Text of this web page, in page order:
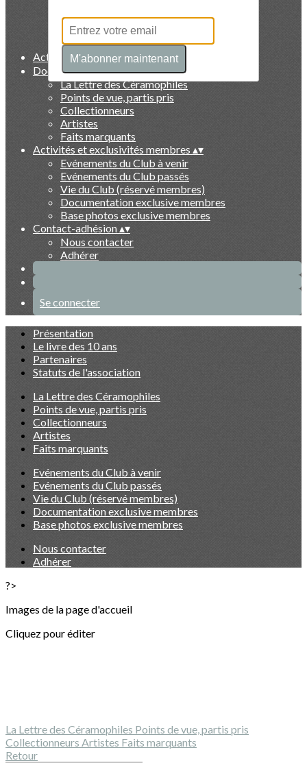
Le livre des 10 ans
Partenaires
Statuts de l'association
Actualités▴▾
Documentation▴▾
La Lettre des Céramophiles
Points de vue, partis pris
Collectionneurs
Artistes
Faits marquants
Activités et exclusivités membres ▴▾
Evénements du Club à venir
Evénements du Club passés
Vie du Club (réservé membres)
Documentation exclusive membres
Base photos exclusive membres
Contact-adhésion▴▾
Nous contacter
Adhérer
Se connecter
Présentation
Le livre des 10 ans
Partenaires
Statuts de l'association
La Lettre des Céramophiles
Points de vue, partis pris
Collectionneurs
Artistes
Faits marquants
Evénements du Club à venir
Evénements du Club passés
Vie du Club (réservé membres)
Documentation exclusive membres
Base photos exclusive membres
Nous contacter
Adhérer
?>
Images de la page d'accueil
Cliquez pour éditer
La Lettre des Céramophiles Points de vue, partis pris
Collectionneurs Artistes Faits marquants
Retour
M'abonner maintenant